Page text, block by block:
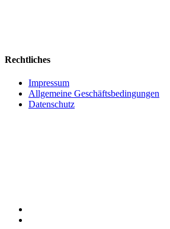
Rechtliches
Impressum
Allgemeine Geschäftsbedingungen
Datenschutz